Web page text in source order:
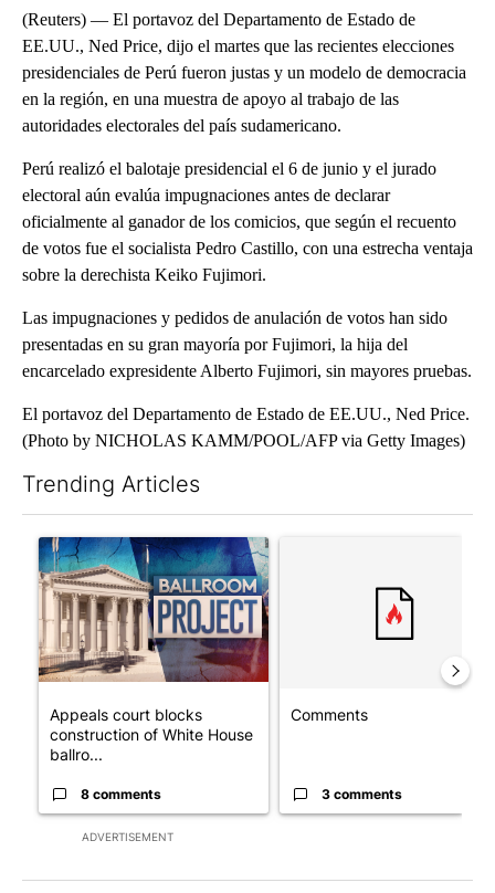
(Reuters) — El portavoz del Departamento de Estado de
EE.UU., Ned Price, dijo el martes que las recientes elecciones
presidenciales de Perú fueron justas y un modelo de democracia
en la región, en una muestra de apoyo al trabajo de las
autoridades electorales del país sudamericano.
Perú realizó el balotaje presidencial el 6 de junio y el jurado
electoral aún evalúa impugnaciones antes de declarar
oficialmente al ganador de los comicios, que según el recuento
de votos fue el socialista Pedro Castillo, con una estrecha ventaja
sobre la derechista Keiko Fujimori.
Las impugnaciones y pedidos de anulación de votos han sido
presentadas en su gran mayoría por Fujimori, la hija del
encarcelado expresidente Alberto Fujimori, sin mayores pruebas.
El portavoz del Departamento de Estado de EE.UU., Ned Price.
(Photo by NICHOLAS KAMM/POOL/AFP via Getty Images)
Trending Articles
ADVERTISEMENT
A trending article titled "Appeals court blocks construction of
Appeals court blocks
construction of White House
ballro...
8 comments
Comments
3 comments